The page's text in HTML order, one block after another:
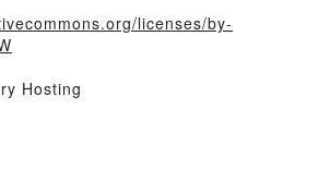
licenses/by-
Hosting